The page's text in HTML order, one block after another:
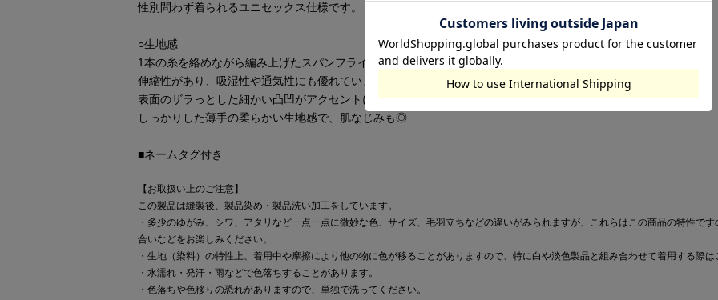
性別問わず着られるユニセックス仕様です。
○生地感
1本の糸を絡めながら編み上げたスパンフライス生地。
伸縮性があり、吸湿性や通気性にも優れています。
表面のザラっとした細かい凸凹がアクセントになる素材です。
しっかりした薄手の柔らかい生地感で、肌なじみも◎
■ネームタグ付き
【お取扱い上のご注意】
この製品は縫製後、製品染め・製品洗い加工をしています。
・多少のゆがみ、シワ、アタリなど一点一点に微妙な色、サイズ、毛羽立ちなどの違いがみられますが、これらはこの商品の特性で
合いなどをお楽しみください。
・生地（染料）の特性上、着用中や摩擦により他の物に色が移ることがありますので、特に白や淡色製品と組み合わせて着用する際
・水濡れ・発汗・雨などで色落ちすることがあります。
・色落ちや色移りの恐れがありますので、単独で洗ってください。